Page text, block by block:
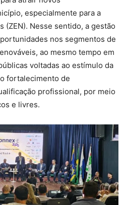
especialmente para a
(ZEN). Nesse sentido, a gestão
nos segmentos de
ao mesmo tempo em
voltadas ao estímulo da
fortalecimento de
profissional, por meio
e livres.